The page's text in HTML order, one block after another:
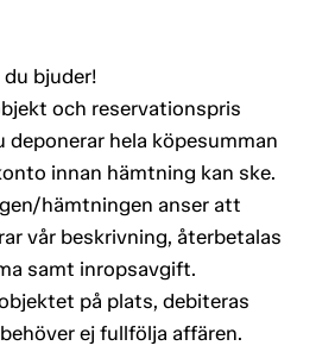
bjuder!
och reservationspris
hela köpesumman
innan hämtning kan ske.
hämtningen anser att
vår beskrivning, återbetalas
samt inropsavgift.
på plats, debiteras
ej fullfölja affären.